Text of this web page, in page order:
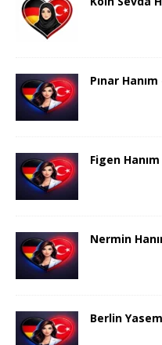
Pınar
Figen
Nermin
Berlin